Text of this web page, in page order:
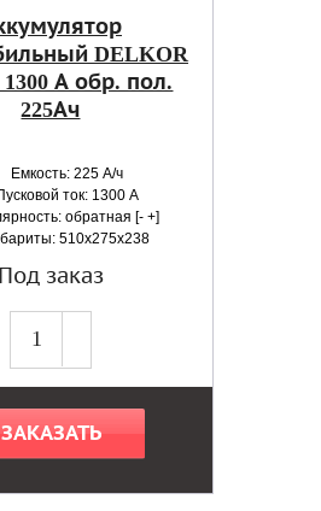
DELKOR
1300 А обр. пол.
225Ач
Емкость: 225 А/ч
ток: 1300 А
обратная [- +]
510x275x238
Под заказ
ЗАКАЗАТЬ